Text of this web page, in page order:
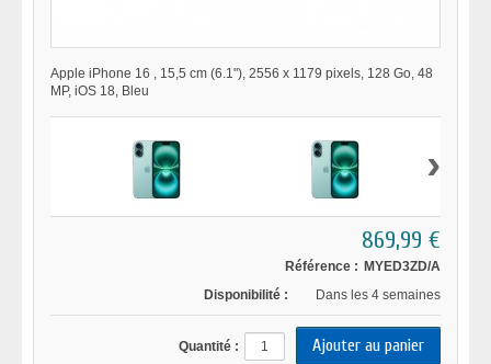
Apple iPhone 16 , 15,5 cm (6.1"), 2556 x 1179 pixels, 128 Go, 48
MP, iOS 18, Bleu
›
869,99 €
Référence : MYED3ZD/A
Disponibilité :
Dans les 4 semaines
Quantité :